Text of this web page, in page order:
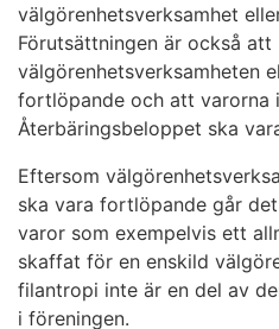
välgörenhetsverksamhet
Förutsättningen är också att
välgörenhetsverksamheten
fortlöpande och att varorna
Återbäringsbeloppet ska
Eftersom
ska vara fortlöpande går
varor som exempelvis ett
skaffat för en enskild
filantropi inte är en del av
i föreningen.